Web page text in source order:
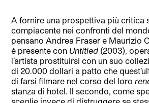
A fornire una prospettiva più critica
compiacente nei confronti del
pensano Andrea Fraser e Maurizio
è presente con Untitled (2003),
l’artista prostituirsi con un suo
di 20.000 dollari a patto che
di farsi filmare nel corso del loro
stanza di hotel. Il secondo, come